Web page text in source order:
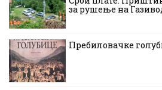
за рушење на
Пребиловачке